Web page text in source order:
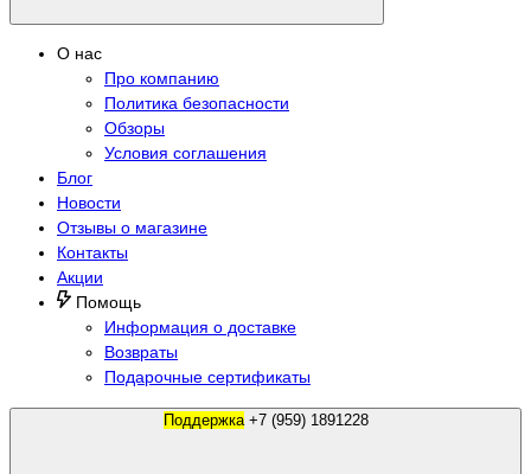
О нас
Про компанию
Политика безопасности
Обзоры
Условия соглашения
Блог
Новости
Отзывы о магазине
Контакты
Акции
Помощь
Информация о доставке
Возвраты
Подарочные сертификаты
Поддержка +7 (959) 1891228